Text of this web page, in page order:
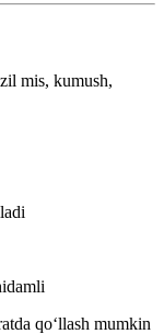
mis, kumush,
qo‘llash mumkin